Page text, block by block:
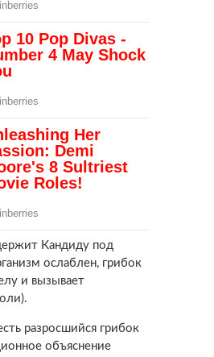
Кандиду под
ослаблен, грибок
и вызывает
разросшийся грибок
объяснение